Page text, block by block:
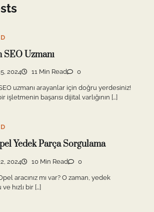
Uzmanı
2024 11 Min Read 0
uzmanı arayanlar için doğru yerdesiniz!
işletmenin başarısı dijital varlığının […]
Yedek Parça Sorgulama
2024 10 Min Read 0
aracınız mı var? O zaman, yedek
ve hızlı bir […]